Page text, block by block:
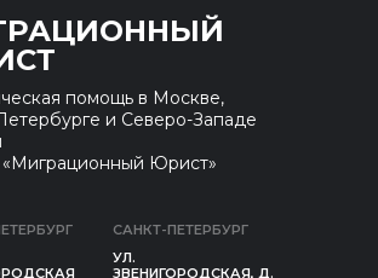
помощь в Москве,
и Северо-Западе
Юрист»
САНКТ-ПЕТЕРБУРГ
УЛ.
ЗВЕНИГОРОДСКАЯ, Д.